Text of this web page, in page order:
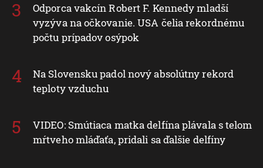
Odporca vakcín Robert F. Kennedy mladší
vyzýva na očkovanie. USA čelia rekordnému
počtu prípadov osýpok
Na Slovensku padol nový absolútny rekord
teploty vzduchu
VIDEO: Smútiaca matka delfína plávala s telom
mŕtveho mláďaťa, pridali sa ďalšie delfíny